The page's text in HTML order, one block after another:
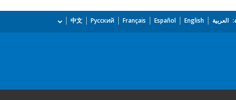
العربية English
Español
Français
Русский
中文